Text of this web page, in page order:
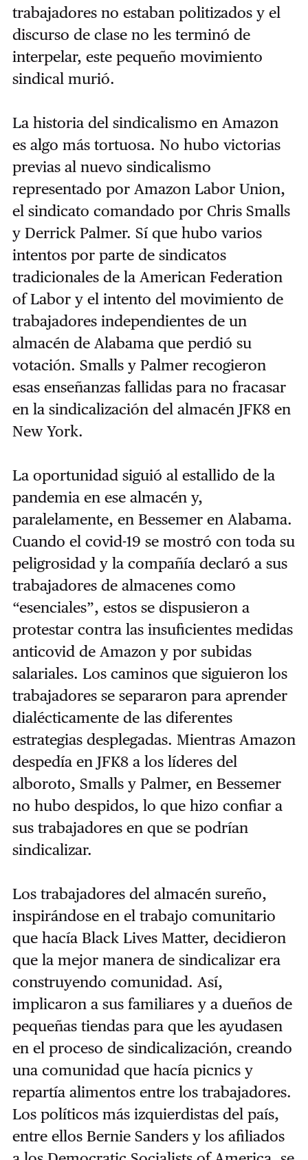
trabajadores no estaban politizados y el
discurso de clase no les terminó de
interpelar, este pequeño movimiento
sindical murió.
La historia del sindicalismo en Amazon
es algo más tortuosa. No hubo victorias
previas al nuevo sindicalismo
representado por Amazon Labor Union,
el sindicato comandado por Chris Smalls
y Derrick Palmer. Sí que hubo varios
intentos por parte de sindicatos
tradicionales de la American Federation
of Labor y el intento del movimiento de
trabajadores independientes de un
almacén de Alabama que perdió su
votación. Smalls y Palmer recogieron
esas enseñanzas fallidas para no fracasar
en la sindicalización del almacén JFK8 en
New York.
La oportunidad siguió al estallido de la
pandemia en ese almacén y,
paralelamente, en Bessemer en Alabama.
Cuando el covid-19 se mostró con toda su
peligrosidad y la compañía declaró a sus
trabajadores de almacenes como
“esenciales”, estos se dispusieron a
protestar contra las insuficientes medidas
anticovid de Amazon y por subidas
salariales. Los caminos que siguieron los
trabajadores se separaron para aprender
dialécticamente de las diferentes
estrategias desplegadas. Mientras Amazon
despedía en JFK8 a los líderes del
alboroto, Smalls y Palmer, en Bessemer
no hubo despidos, lo que hizo confiar a
sus trabajadores en que se podrían
sindicalizar.
Los trabajadores del almacén sureño,
inspirándose en el trabajo comunitario
que hacía Black Lives Matter, decidieron
que la mejor manera de sindicalizar era
construyendo comunidad. Así,
implicaron a sus familiares y a dueños de
pequeñas tiendas para que les ayudasen
en el proceso de sindicalización, creando
una comunidad que hacía picnics y
repartía alimentos entre los trabajadores.
Los políticos más izquierdistas del país,
entre ellos Bernie Sanders y los afiliados